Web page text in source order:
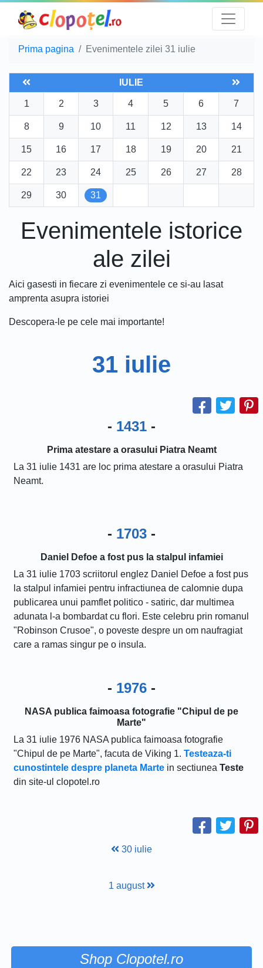
Prima pagina Evenimentele zilei 31 iulie
IULIE
1 2 3 4 5 6 7
8 9 10 11 12 13 14
15 16 17 18 19 20 21
22 23 24 25 26 27 28
29 30 31
Evenimentele istorice
ale zilei
Aici gasesti in fiecare zi evenimentele ce si-au lasat
amprenta asupra istoriei
Descopera-le pe cele mai importante!
31 iulie
- 1431 -
Prima atestare a orasului Piatra Neamt
La 31 iulie 1431 are loc prima atestare a orasului Piatra
Neamt.
- 1703 -
Daniel Defoe a fost pus la stalpul infamiei
La 31 iulie 1703 scriitorul englez Daniel Defoe a fost pus
la stalpul infamiei pentru infractiunea de calomnie dupa
publicarea unui pamflet politico - satiric, dar multimea
adunata l-a bombardat cu flori. Este celebru prin romanul
"Robinson Crusoe", o poveste despre un om naufragiat
care a ramas singur pe o insula.
- 1976 -
NASA publica faimoasa fotografie "Chipul de pe
Marte"
La 31 iulie 1976 NASA publica faimoasa fotografie
"Chipul de pe Marte", facuta de Viking 1. Testeaza-ti
cunostintele despre planeta Marte in sectiunea Teste
din site-ul clopotel.ro
30 iulie
1 august
Shop Clopotel.ro